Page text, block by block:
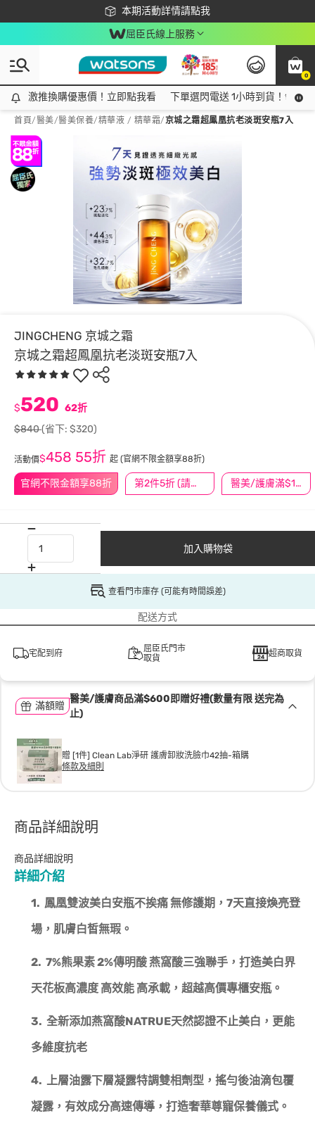
本期活動詳情請點我
下載app最高回饋$350
屈臣氏線上服務
0
激推換購優惠價！立即點我看
激推換購優惠價！立即點我看 下單選閃電送 1小時到貨！領神
首頁/醫美/醫美保養/精華液 / 精華霜/京城之霜超鳳凰抗老淡斑安瓶7入
JINGCHENG 京城之霜
京城之霜超鳳凰抗老淡斑安瓶7入
官網不限金額享88折 第2件5折 (請任選2件商品) 醫美/護膚滿$1200送$200
$520 62折
$840(省下: $320)
活動價$458 55折 起 (官網不限金額享88折)
加入購物袋
查看門市庫存 (可能有時間誤差)
配送方式
宅配到府
屈臣氏門市
取貨
超商取貨
滿額贈
醫美/護膚商品滿$600即贈好禮(數量有限 送完為
止)
贈 [1件] Clean Lab淨研 護膚卸妝洗臉巾42抽-箱購
條款及細則
商品詳細說明
商品詳細說明
詳細介紹
1. 鳳凰雙波美白安瓶不挨痛 無修護期，7天直接煥亮登
場，肌膚白皙無瑕。
2.7%熊果素2%傳明酸 燕窩酸三強聯手，打造美白界
天花板高濃度 高效能 高承載，超越高價專櫃安瓶。
3.全新添加燕窩酸NATRUE天然認證不止美白，更能
多維度抗老
4.上層油露下層凝露特調雙相劑型，搖勻後油滴包覆
凝露，有效成分高速傳導，打造奢華尊寵保養儀式。